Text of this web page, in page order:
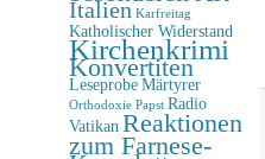
Italien Karfreitag
Katholischer Widerstand
Kirchenkrimi
Konvertiten
Leseprobe Märtyrer
Orthodoxie Papst Radio
Vatikan Reaktionen
zum Farnese-